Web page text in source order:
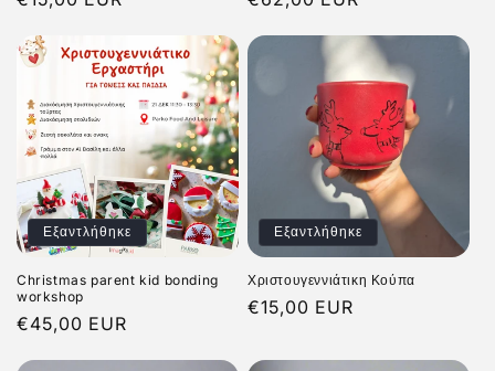
Εξαντλήθηκε
Christmas parent kid bonding
workshop
Κανονική
€45,00 EUR
Εξαντλήθηκε
Χριστουγεννιάτικη Κούπα
Κανονική
€15,00 EUR